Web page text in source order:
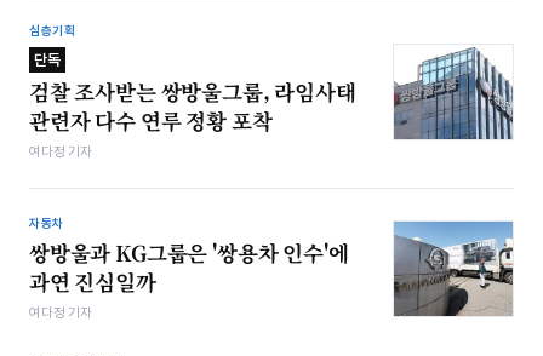
심층기획
단독
검찰 조사받는 쌍방울그룹, 라임사태
관련자 다수 연루 정황 포착
여다정 기자
자동차
쌍방울과 KG그룹은 '쌍용차 인수'에
과연 진심일까
여다정 기자